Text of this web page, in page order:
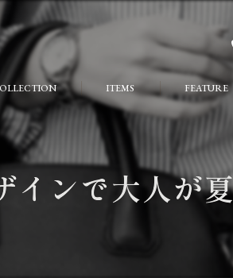
ITEMS
FAQ
FEATURE
大人
ンで大人が